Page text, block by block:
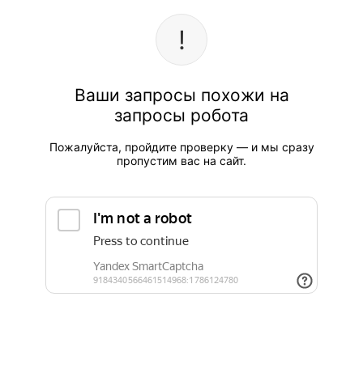
Ваши запросы похожи на
запросы робота
Пожалуйста, пройдите проверку — и мы сразу
пропустим вас на сайт.